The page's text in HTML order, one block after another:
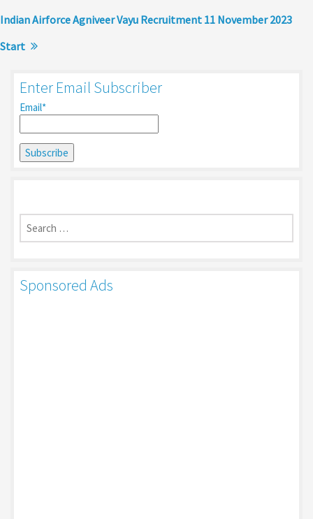
Indian Airforce Agniveer Vayu Recruitment 11 November 2023
Start
Enter Email Subscriber
Email*
Search
for:
Sponsored Ads